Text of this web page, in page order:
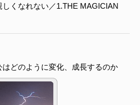
くなれない／1.THE MAGICIAN
どのように変化、成長するのか